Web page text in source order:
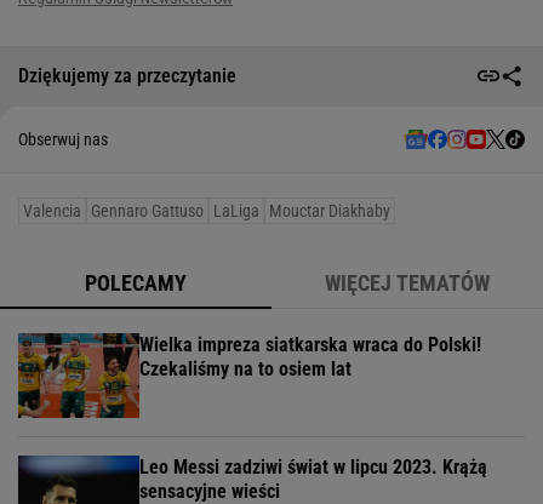
Dziękujemy za przeczytanie
Obserwuj nas
Valencia Gennaro Gattuso LaLiga Mouctar Diakhaby
POLECAMY WIĘCEJ TEMATÓW
Wielka impreza siatkarska wraca do Polski!
Czekaliśmy na to osiem lat
Leo Messi zadziwi świat w lipcu 2023. Krążą
sensacyjne wieści